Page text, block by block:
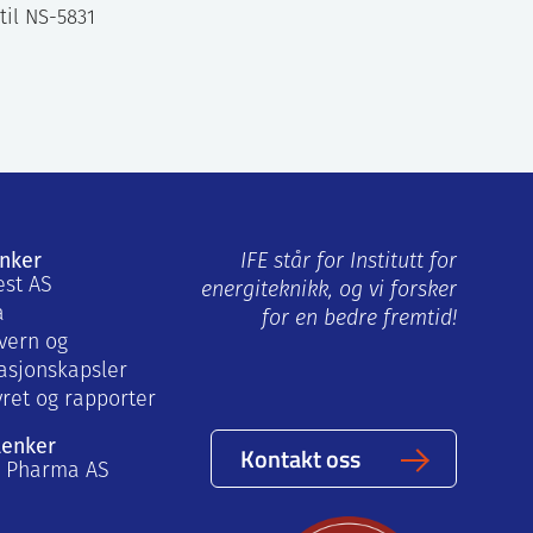
NS-5831
AS
og
og rapporter
AS
IFE står for Institutt for
energiteknikk, og vi forsker
for en bedre fremtid!
Kontakt oss